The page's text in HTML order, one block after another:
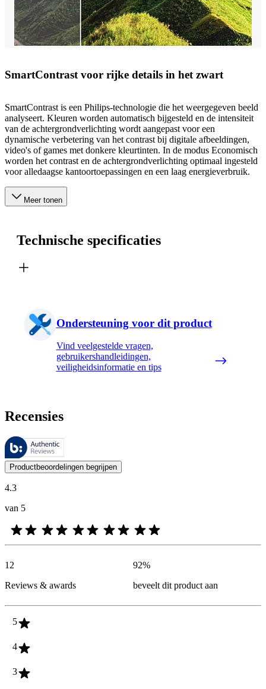
SmartContrast voor rijke details in het zwart
SmartContrast is een Philips-technologie die het weergegeven beeld
analyseert. Kleuren worden automatisch bijgesteld en de intensiteit
van de achtergrondverlichting wordt aangepast voor een
dynamische verbetering van het contrast bij digitale afbeeldingen,
video's of games met donkere kleurtinten. In de modus Economisch
worden het contrast en de achtergrondverlichting optimaal ingesteld
voor alledaagse kantoortoepassingen en een laag energieverbruik.
Meer tonen
Technische specificaties
Ondersteuning voor dit product
Vind veelgestelde vragen,
gebruikershandleidingen,
veiligheidsinformatie en tips
Recensies
Deze beoordelingen worden beheerd door Bazaarvoice en voldoen
De mening van onze klanten is nuttig voor iedereen, of het nu een
Productbeoordelingen begrijpen
4.3
van 5
12
Reviews & awards
92%
beveelt dit product aan
5
4
3